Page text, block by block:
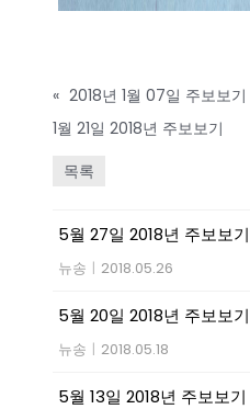
« 2018년 1월 07일 주보보기
1월 21일 2018년 주보보기
목록
5월 27일 2018년 주보보기
뉴송 | 2018.05.26
5월 20일 2018년 주보보기
뉴송 | 2018.05.18
5월 13일 2018년 주보보기